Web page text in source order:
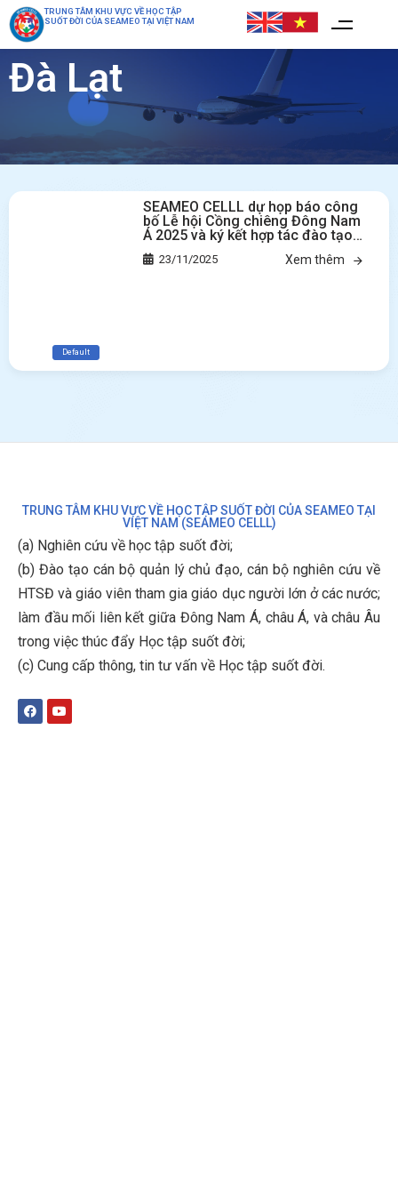
TRUNG TÂM KHU VỰC VỀ HỌC TẬP
SUỐT ĐỜI CỦA SEAMEO TẠI VIỆT NAM
Đà Lạt
Default
SEAMEO CELLL dự họp báo công
bố Lễ hội Cồng chiêng Đông Nam
Á 2025 và ký kết hợp tác đào tạo
âm nhạc quốc tế tại Đà Lạt
23/11/2025 Xem thêm
TRUNG TÂM KHU VỰC VỀ HỌC TẬP SUỐT ĐỜI CỦA SEAMEO TẠI
VIỆT NAM (SEAMEO CELLL)
(a) Nghiên cứu về học tập suốt đời;
(b) Đào tạo cán bộ quản lý chủ đạo, cán bộ nghiên cứu về
HTSĐ và giáo viên tham gia giáo dục người lớn ở các nước;
làm đầu mối liên kết giữa Đông Nam Á, châu Á, và châu Âu
trong việc thúc đẩy Học tập suốt đời;
(c) Cung cấp thông, tin tư vấn về Học tập suốt đời.